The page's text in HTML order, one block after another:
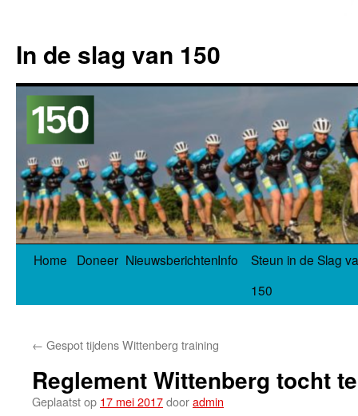
In de slag van 150
Spring
Home Doneer NieuwsberichtenInfo
Steun in de Slag
150
← Gespot tijdens Wittenberg training
Reglement Wittenberg tocht
Geplaatst op 17 mei 2017dooradmin